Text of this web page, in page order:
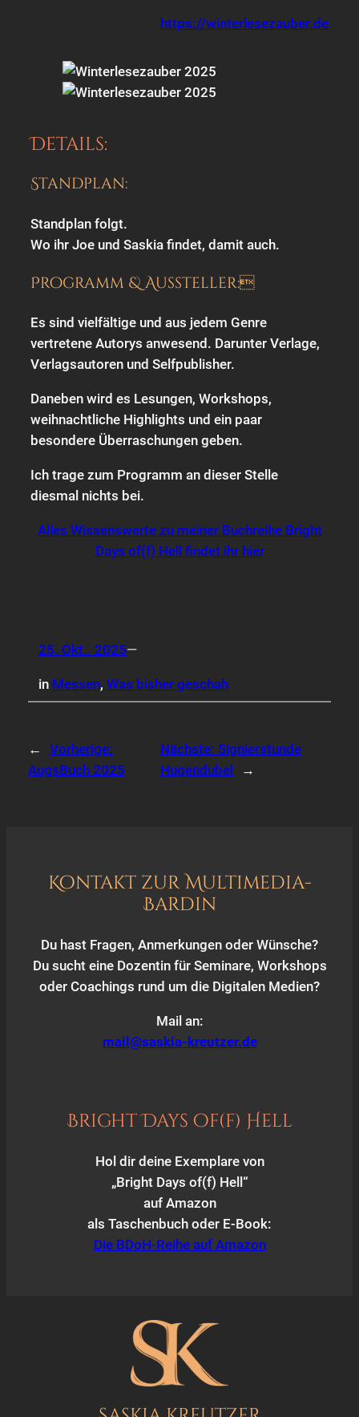
https://winterlesezauber.de
Details:
Standplan:
Standplan folgt.
Wo ihr Joe und Saskia findet, damit auch.
Programm & Aussteller:
Es sind vielfältige und aus jedem Genre
vertretene Autorys anwesend. Darunter Verlage,
Verlagsautoren und Selfpublisher.
Daneben wird es Lesungen, Workshops,
weihnachtliche Highlights und ein paar
besondere Überraschungen geben.
Ich trage zum Programm an dieser Stelle
diesmal nichts bei.
Alles Wissenswerte zu meiner Buchreihe Bright
Days of(f) Hell findet ihr hier
25. Okt.. 2025—
in Messen, Was bisher geschah
←
Vorherige:
AugsBuch 2025
Nächste:Signierstunde
Hugendubel
→
Kontakt zur Multimedia-
Bardin
Du hast Fragen, Anmerkungen oder Wünsche?
Du sucht eine Dozentin für Seminare, Workshops
oder Coachings rund um die Digitalen Medien?
Mail an:
mail@saskia-kreutzer.de
Bright Days of(f) Hell
Hol dir deine Exemplare von
„Bright Days of(f) Hell“
auf Amazon
als Taschenbuch oder E-Book:
Die BDoH-Reihe auf Amazon